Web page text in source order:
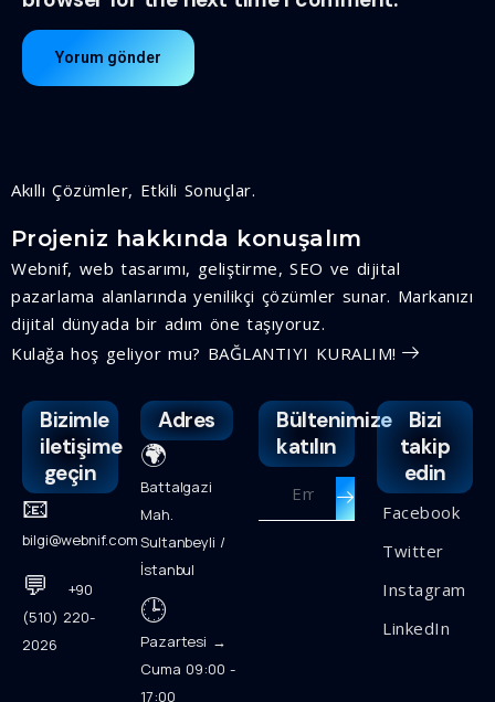
Akıllı Çözümler, Etkili Sonuçlar.
Projeniz hakkında konuşalım
Webnif, web tasarımı, geliştirme, SEO ve dijital
pazarlama alanlarında yenilikçi çözümler sunar. Markanızı
dijital dünyada bir adım öne taşıyoruz.
Kulağa hoş geliyor mu? BAĞLANTIYI KURALIM!
Bizimle
iletişime
geçin
📧
bilgi@webnif.com
💬
+90
(510) 220-
2026
Adres
🌍
Battalgazi
Mah.
Sultanbeyli /
İstanbul
🕒
Pazartesi →
Cuma 09:00 -
17:00
Bültenimize
katılın
Bizi
takip
edin
Facebook
Twitter
Instagram
LinkedIn